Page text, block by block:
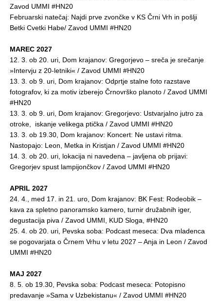
Zavod UMMI #HN20
Februarski natečaj: Najdi prve zvončke v KS Črni Vrh in pošlji
Betki Cvetki Habe/ Zavod UMMI #HN20
MAREC 2027
12. 3. ob 20. uri, Dom krajanov: Gregorjevo – sreča je srečanje
»Intervju z 20-letniki« / Zavod UMMI #HN20
13. 3. ob 9. uri, Dom krajanov: Odprtje stalne foto razstave
fotografov, ki za motiv izberejo Črnovrško planoto / Zavod UMMI
#HN20
13. 3. ob 9. uri, Dom krajanov: Gregorjevo: Ustvarjalno jutro za
otroke, iskanje velikega ptička / Zavod UMMI #HN20
13. 3. ob 19.30, Dom krajanov: Koncert: Ne ustavi ritma.
Nastopajo: Leon, Metka in Kristjan / Zavod UMMI #HN20
14. 3. ob 20. uri, lokacija ni navedena – javljena ob prijavi:
Gregorjev spust lampijončkov / Zavod UMMI #HN20
APRIL 2027
24. 4., med 17. in 21. uro, Dom krajanov: BK Fest: Rodeobik –
kava za spletno panoramsko kamero, turnir družabnih iger,
degustacija piva / Zavod UMMI, KUD Sloga, #HN20
25. 4. ob 20. uri, Pevska soba: Podcast meseca: Dva mladenca
se pogovarjata o Črnem Vrhu v letu 2027 – Anja in Leon / Zavod
UMMI #HN20
MAJ 2027
8. 5. ob 19.30, Pevska soba: Podcast meseca: Potopisno
predavanje »Sama v Uzbekistanu« / Zavod UMMI #HN20